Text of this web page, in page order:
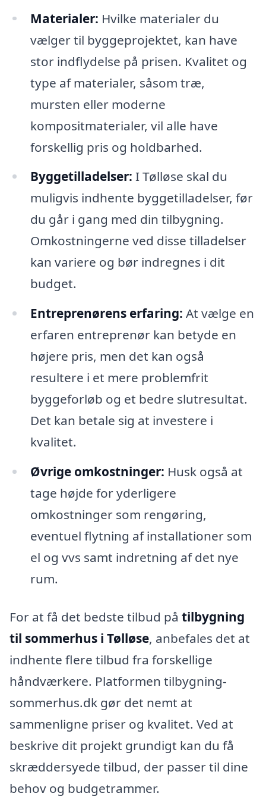
Materialer: Hvilke materialer du
vælger til byggeprojektet, kan have
stor indflydelse på prisen. Kvalitet og
type af materialer, såsom træ,
mursten eller moderne
kompositmaterialer, vil alle have
forskellig pris og holdbarhed.
Byggetilladelser: I Tølløse skal du
muligvis indhente byggetilladelser, før
du går i gang med din tilbygning.
Omkostningerne ved disse tilladelser
kan variere og bør indregnes i dit
budget.
Entreprenørens erfaring: At vælge en
erfaren entreprenør kan betyde en
højere pris, men det kan også
resultere i et mere problemfrit
byggeforløb og et bedre slutresultat.
Det kan betale sig at investere i
kvalitet.
Øvrige omkostninger: Husk også at
tage højde for yderligere
omkostninger som rengøring,
eventuel flytning af installationer som
el og vvs samt indretning af det nye
rum.
For at få det bedste tilbud på tilbygning
til sommerhus i Tølløse, anbefales det at
indhente flere tilbud fra forskellige
håndværkere. Platformen tilbygning-
sommerhus.dk gør det nemt at
sammenligne priser og kvalitet. Ved at
beskrive dit projekt grundigt kan du få
skræddersyede tilbud, der passer til dine
behov og budgetrammer.